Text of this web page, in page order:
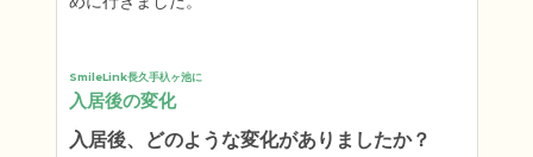
SmileLink長久手杁ヶ池に
入居後の変化
入居後、どのような変化がありましたか？